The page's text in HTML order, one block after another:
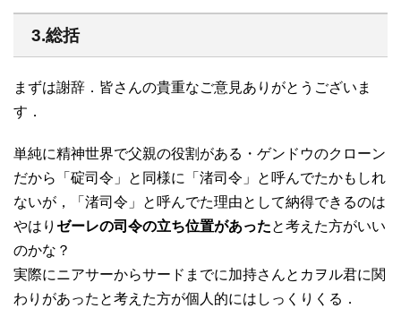
3.総括
まずは謝辞．皆さんの貴重なご意見ありがとうございま
す．
単純に精神世界で父親の役割がある・ゲンドウのクローン
だから「碇司令」と同様に「渚司令」と呼んでたかもしれ
ないが，「渚司令」と呼んでた理由として納得できるのは
やはり ゼーレの司令の立ち位置があったと考えた方がいい
のかな？
実際にニアサーからサードまでに加持さんとカヲル君に関
わりがあったと考えた方が個人的にはしっくりくる．